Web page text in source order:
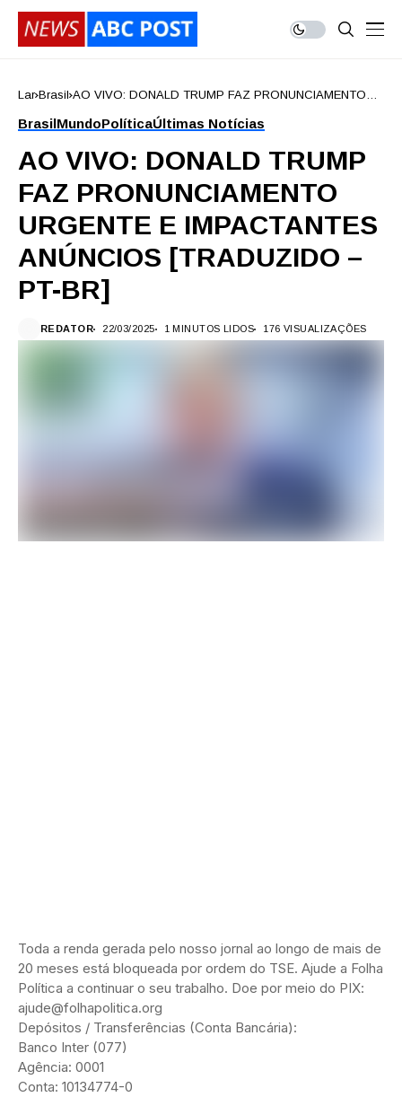
Lar Brasil AO VIVO: DONALD TRUMP FAZ PRONUNCIAMENTO
PT-BR]
BrasilMundoPolíticaÚltimas Notícias
AO VIVO: DONALD TRUMP
FAZ PRONUNCIAMENTO
URGENTE E IMPACTANTES
ANÚNCIOS [TRADUZIDO –
PT-BR]
REDATOR 22/03/2025 1 MINUTOS LIDOS 176 VISUALIZAÇÕES
Toda a renda gerada pelo nosso jornal ao longo de mais de
20 meses está bloqueada por ordem do TSE. Ajude a Folha
Política a continuar o seu trabalho. Doe por meio do PIX:
ajude@folhapolitica.org
Depósitos / Transferências (Conta Bancária):
Banco Inter (077)
Agência: 0001
Conta: 10134774-0